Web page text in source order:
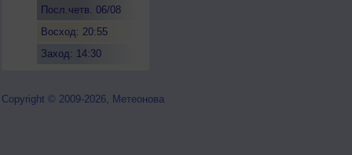
Посл.четв. 06/08
Восход: 20:55
Заход: 14:30
Copyright © 2009-2026, Метеонова